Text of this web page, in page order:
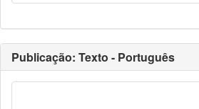
Publicação: Texto - Português